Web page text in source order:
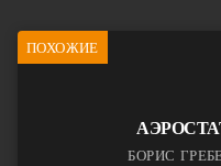
ПОХОЖИЕ
БОРИС